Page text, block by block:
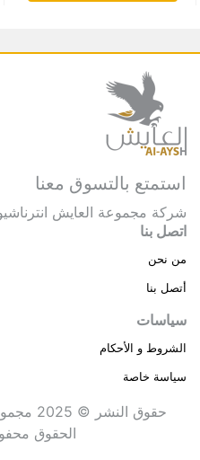
استمتع بالتسوق معنا
شركة مجموعة العايش
اتصل بنا
من نحن
أتصل بنا
سياسات
الشروط و الأحكام
سياسة خاصة
حقوق
الحقوق